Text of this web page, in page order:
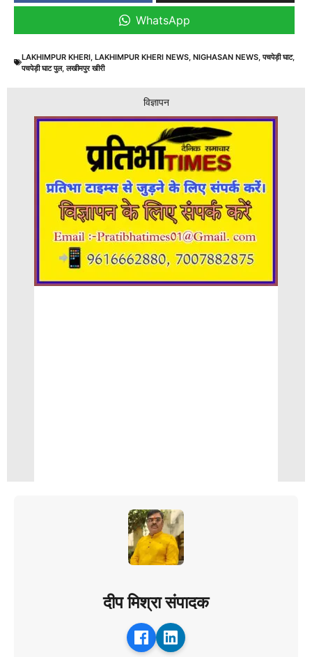
WhatsApp
LAKHIMPUR KHERI, LAKHIMPUR KHERI NEWS, NIGHASAN NEWS,पचपेड़ी घाट,
पचपेड़ी घाट पुल,लखीमपुर खीरी
विज्ञापन
दीप मिश्रा संपादक